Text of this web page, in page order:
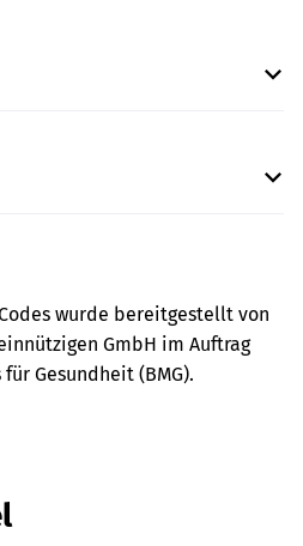
wurde bereitgestellt von
GmbH im Auftrag
Gesundheit (BMG).